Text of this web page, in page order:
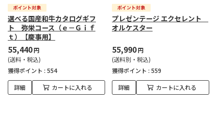
選べる国産和牛カタログギフ
ト 弥栄コース（ｅ－Ｇｉｆ
ｔ）【慶事用】
55,440円
(送料・税込)
獲得ポイント : 554
詳細 カートに入れる
プレゼンテージ エクセレント
オルケスター
55,990円
(送料別・税込)
獲得ポイント : 559
詳細 カートに入れる